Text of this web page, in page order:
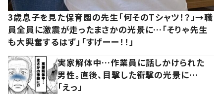
3歳息子を見た保育園の先生「何そのTシャツ！？」→職
員全員に激震が走ったまさかの光景に…「そりゃ先生
も大興奮するはず」「すげーー！！」
実家解体中…作業員に話しかけられた
男性。直後、目撃した衝撃の光景に…
「えっ」